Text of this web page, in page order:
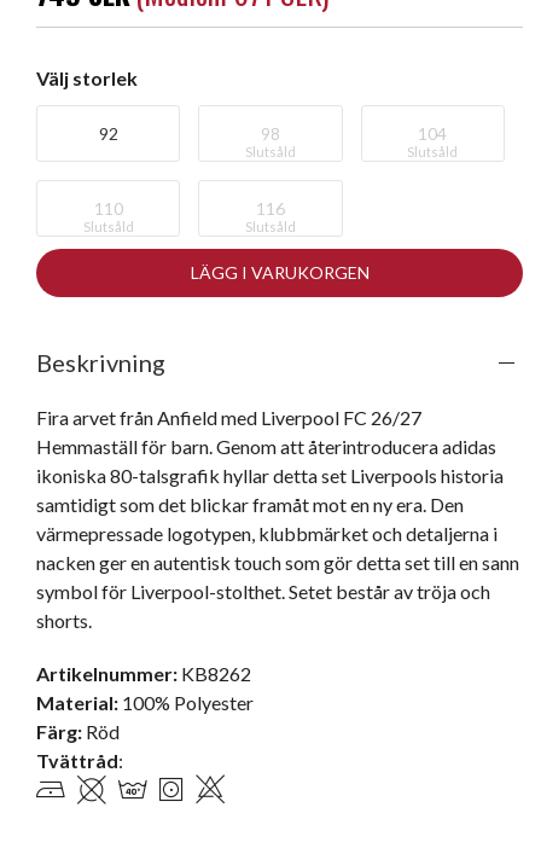
Välj storlek
92 98
Slutsåld
104
Slutsåld
110
Slutsåld
116
Slutsåld
LÄGG I VARUKORGEN
Beskrivning
Fira arvet från Anfield med Liverpool FC 26/27
Hemmaställ för barn. Genom att återintroducera adidas
ikoniska 80-talsgrafik hyllar detta set Liverpools historia
samtidigt som det blickar framåt mot en ny era. Den
värmepressade logotypen, klubbmärket och detaljerna i
nacken ger en autentisk touch som gör detta set till en sann
symbol för Liverpool-stolthet. Setet består av tröja och
shorts.
Artikelnummer: KB8262
Material: 100% Polyester
Färg: Röd
Tvättråd: